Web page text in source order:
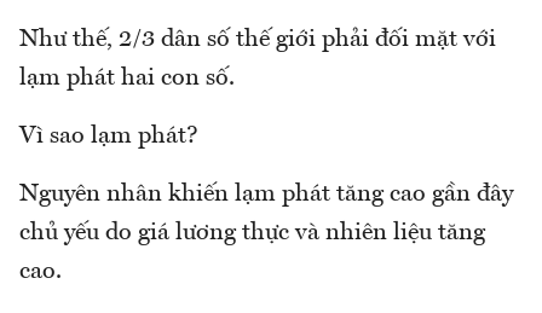
Như thế, 2/3 dân số thế giới phải đối mặt với
lạm phát hai con số.
Vì sao lạm phát?
Nguyên nhân khiến lạm phát tăng cao gần đây
chủ yếu do giá lương thực và nhiên liệu tăng
cao.